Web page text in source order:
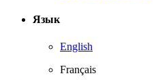
Язык
English
Français